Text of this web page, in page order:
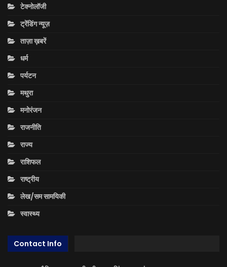
टेक्नोलॉजी
ट्रेंडिंग न्यूज़
ताज़ा ख़बरें
धर्म
पर्यटन
मथुरा
मनोरंजन
राजनीति
राज्य
राशिफल
राष्ट्रीय
लेख/सम सामयिकी
स्वास्थ्य
Contact Info